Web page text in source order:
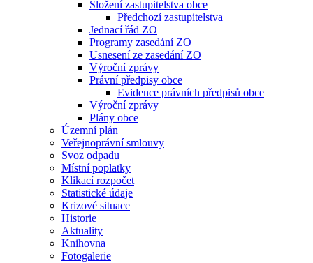
Složení zastupitelstva obce
Předchozí zastupitelstva
Jednací řád ZO
Programy zasedání ZO
Usnesení ze zasedání ZO
Výroční zprávy
Právní předpisy obce
Evidence právních předpisů obce
Výroční zprávy
Plány obce
Územní plán
Veřejnoprávní smlouvy
Svoz odpadu
Místní poplatky
Klikací rozpočet
Statistické údaje
Krizové situace
Historie
Aktuality
Knihovna
Fotogalerie